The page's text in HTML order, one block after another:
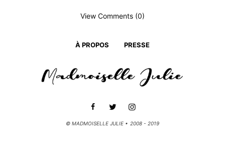
View Comments (0)
À PROPOS PRESSE
© MADMOISELLE JULIE • 2008 - 2019